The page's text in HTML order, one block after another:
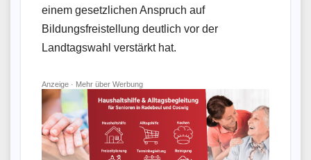
einem gesetzlichen Anspruch auf
Bildungsfreistellung deutlich vor der
Landtagswahl verstärkt hat.
Anzeige · Mehr über Werbung